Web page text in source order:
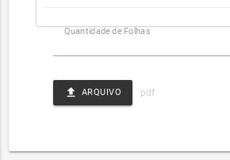
Quantidade de Folhas
ARQUIVO
file_upload